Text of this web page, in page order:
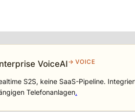
VoiceAI→ VOICE
S2S, keine SaaS-Pipeline.
Telefonanlagen.